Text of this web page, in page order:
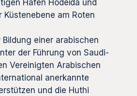
Hafen Hodeïda und
Küstenebene am Roten
Bildung einer arabischen
der Führung von Saudi-
Vereinigten Arabischen
anerkannte
und die Huthi